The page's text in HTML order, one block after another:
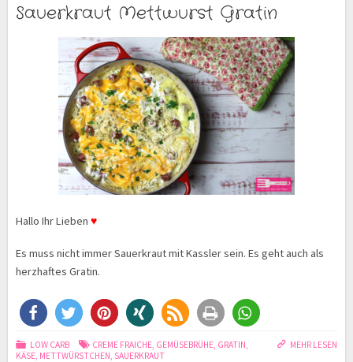
Sauerkraut Mettwurst Gratin
Hallo Ihr Lieben ♥
Es muss nicht immer Sauerkraut mit Kassler sein. Es geht auch als
herzhaftes Gratin.
MEHR LESEN
LOW CARB CREME FRAICHE, GEMÜSEBRÜHE, GRATIN,
KÄSE, METTWÜRSTCHEN, SAUERKRAUT